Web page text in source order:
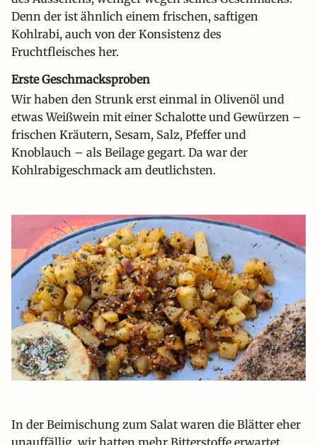
Denn der ist ähnlich einem frischen, saftigen
Kohlrabi, auch von der Konsistenz des
Fruchtfleisches her.
Erste Geschmacksproben
Wir haben den Strunk erst einmal in Olivenöl und
etwas Weißwein mit einer Schalotte und Gewürzen –
frischen Kräutern, Sesam, Salz, Pfeffer und
Knoblauch – als Beilage gegart. Da war der
Kohlrabigeschmack am deutlichsten.
In der Beimischung zum Salat waren die Blätter eher
unauffällig, wir hatten mehr Bitterstoffe erwartet,